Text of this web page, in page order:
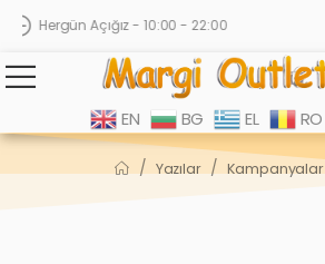
Hergün Açığız - 10:00 - 22:00
EN BG EL RO
/ Yazılar / Kampanyalar